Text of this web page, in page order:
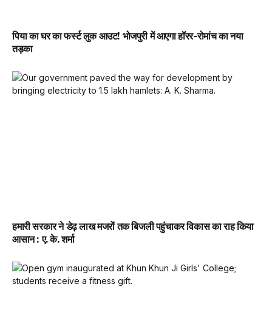
पिया का घर का फर्स्ट लुक आउट! भोजपुरी में आएगा हॉरर-रोमांच का नया
तड़का
हमारी सरकार ने डेढ़ लाख मजरों तक बिजली पहुंचाकर विकास का राह किया
आसान : ए. के. शर्मा